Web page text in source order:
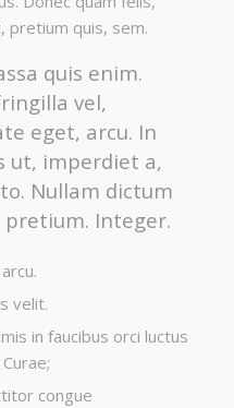
pretium quis, sem.
quis enim.
vel,
eget, arcu. In
ut, imperdiet a,
Nullam dictum
Integer.
velit.
in faucibus orci luctus
congue